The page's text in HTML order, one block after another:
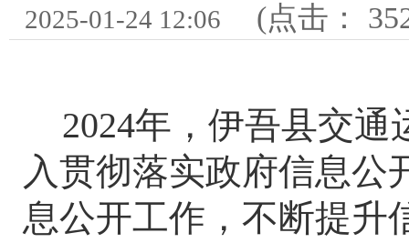
2025-01-24 12:06 (点击：
2024年， 伊吾县交通
入贯彻落实政府信息公
息公开工作，不断提升